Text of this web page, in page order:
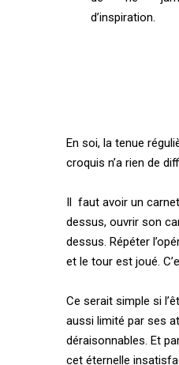
d’inspiration.
En soi, la tenue
croquis n’a rien de
Il faut avoir un
dessus, ouvrir son
dessus. Répéter
et le tour est joué.
Ce serait simple si
aussi limité par ses
déraisonnables. Et
cet éternelle